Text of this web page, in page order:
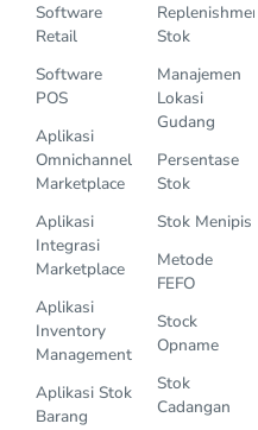
Software
Retail
Software
POS
Aplikasi
Omnichannel
Marketplace
Aplikasi
Integrasi
Marketplace
Aplikasi
Inventory
Management
Aplikasi Stok
Barang
Replenishment
Stok
Manajemen
Lokasi
Gudang
Persentase
Stok
Stok Menipis
Metode
FEFO
Stock
Opname
Stok
Cadangan